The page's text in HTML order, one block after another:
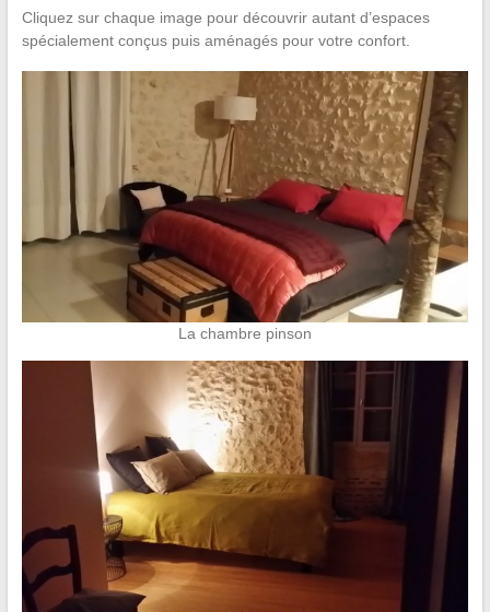
Cliquez sur chaque image pour découvrir autant d’espaces
spécialement conçus puis aménagés pour votre confort.
La chambre pinson